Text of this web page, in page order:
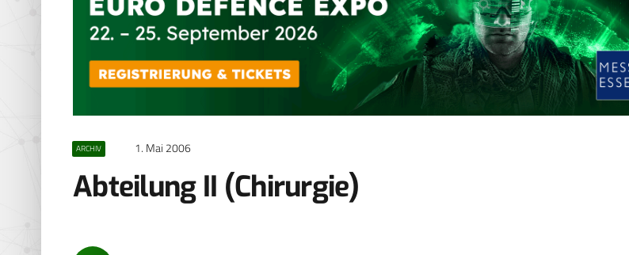
ARCHIV 1. Mai 2006
Abteilung II (Chirurgie)